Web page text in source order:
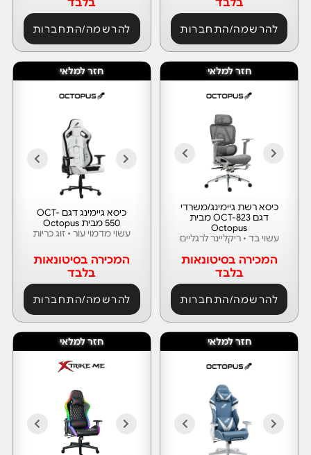
בלבד
להרשמה/התחברות
בלבד
להרשמה/התחברות
חזר למלאי
כיסא רשת גיימינג/משרדי
דגם OCT-823 מבית
Octopus
עשוי בד • ריקליינר לרגליים
המכירה בסיטונאות
בלבד
להרשמה/התחברות
חזר למלאי
כיסא גיימינג דגם OCT-
550 מבית Octopus
עשוי מדמוי עור • זוג כריות
המכירה בסיטונאות
בלבד
להרשמה/התחברות
חזר למלאי חזר למלאי